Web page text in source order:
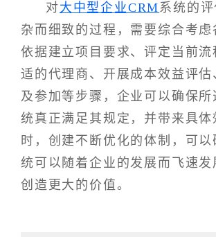
对大中型企业CRM系统的
杂而细致的过程，需要综合考虑
依据建立项目要求、评定当前流
适的代理商、开展成本效益评估
及参加等步骤，企业可以确保所
统真正满足其规定，并带来具体
时，创建不断优化的体制，可以
统可以随着企业的发展而飞速发
创造更大的价值。